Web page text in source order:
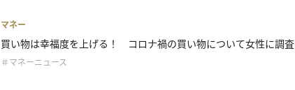
マネー
買い物は幸福度を上げる！ コロナ禍の買い物について女性に調査
＃マネーニュース